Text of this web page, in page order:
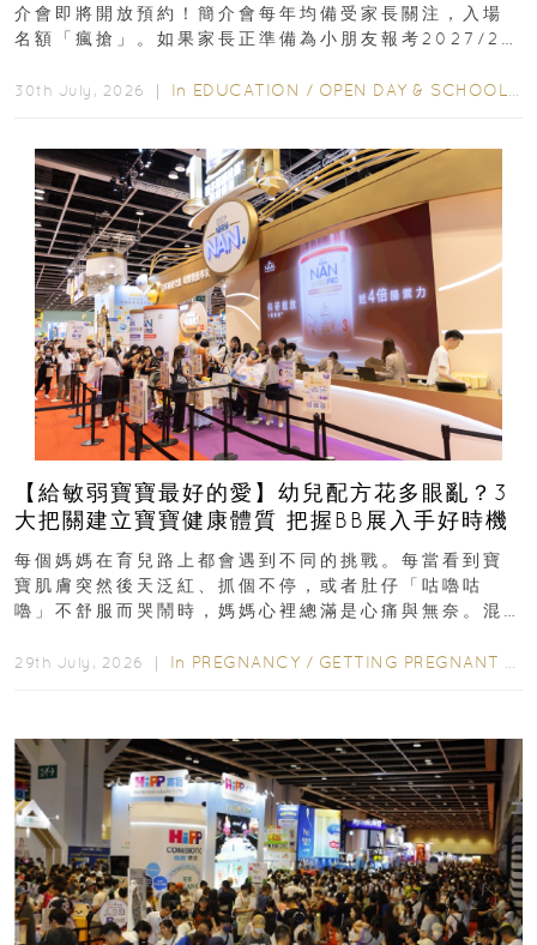
介會即將開放預約！簡介會每年均備受家長關注，入場
名額「瘋搶」。如果家長正準備為小朋友報考2027/28
30th July, 2026 ｜ In EDUCATION / OPEN DAY & SCHOOL EVENTS
【給敏弱寶寶最好的愛】幼兒配方花多眼亂？3
大把關建立寶寶健康體質 把握BB展入手好時機
每個媽媽在育兒路上都會遇到不同的挑戰。每當看到寶
寶肌膚突然後天泛紅、抓個不停，或者肚仔「咕嚕咕
嚕」不舒服而哭鬧時，媽媽心裡總滿是心痛與無奈。混
29th July, 2026 ｜ In PREGNANCY / GETTING PREGNANT